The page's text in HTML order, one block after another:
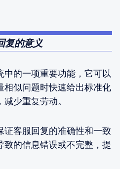
复的意义
的一项重要功能，它可以
相似问题时快速给出标准化
少重复劳动。
证客服回复的准确性和一致
致的信息错误或不完整，提